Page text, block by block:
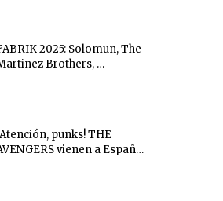
2025: Solomun, The
Brothers, …
punks! THE
vienen a Españ…